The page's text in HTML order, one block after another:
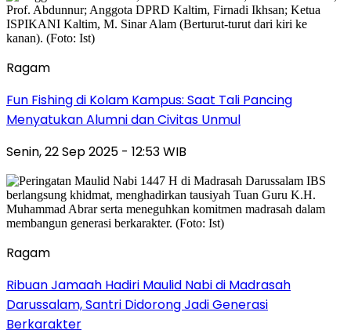
Ragam
Fun Fishing di Kolam Kampus: Saat Tali Pancing
Menyatukan Alumni dan Civitas Unmul
Senin, 22 Sep 2025 - 12:53 WIB
Ragam
Ribuan Jamaah Hadiri Maulid Nabi di Madrasah
Darussalam, Santri Didorong Jadi Generasi
Berkarakter